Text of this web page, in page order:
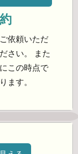
依頼いただ
さい。 また
この時点で
ます。